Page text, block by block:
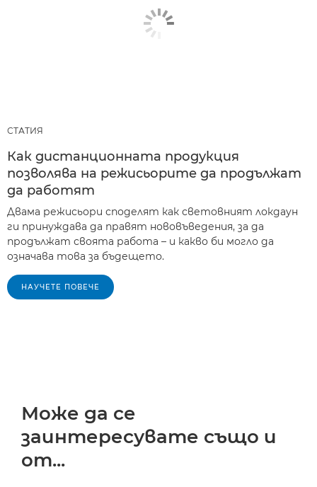
СТАТИЯ
Как дистанционната продукция
позволява на режисьорите да продължат
да работят
Двама режисьори споделят как световният локдаун
ги принуждава да правят нововъведения, за да
продължат своята работа – и какво би могло да
означава това за бъдещето.
НАУЧЕТЕ ПОВЕЧЕ
Може да се
заинтересувате също и
от...